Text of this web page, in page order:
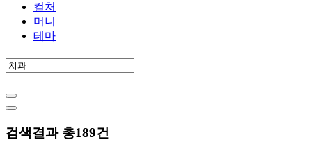
컬처
머니
테마
검색결과 총189건